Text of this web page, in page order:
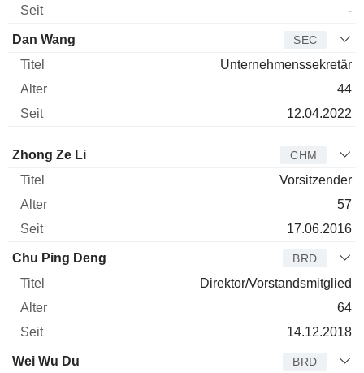
-
Dan Wang SEC
Unternehmenssekretär
44
12.04.2022
Verwaltungsratsmitglied
Zhong Ze Li CHM
Vorsitzender
57
17.06.2016
Chu Ping Deng BRD
Direktor/Vorstandsmitglied
64
14.12.2018
Wei Wu Du BRD